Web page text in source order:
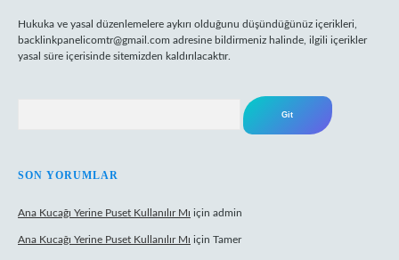
Hukuka ve yasal düzenlemelere aykırı olduğunu düşündüğünüz içerikleri,
backlinkpanelicomtr@gmail.com adresine bildirmeniz halinde, ilgili içerikler
yasal süre içerisinde sitemizden kaldırılacaktır.
SON YORUMLAR
Ana Kucağı Yerine Puset Kullanılır Mı için admin
Ana Kucağı Yerine Puset Kullanılır Mı için Tamer